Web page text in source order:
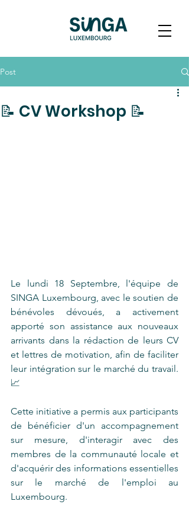
Post
📝 CV Workshop 📝
Le lundi 18 Septembre, l'équipe de
SINGA Luxembourg, avec le soutien de
bénévoles dévoués, a activement
apporté son assistance aux nouveaux
arrivants dans la rédaction de leurs CV
et lettres de motivation, afin de faciliter
leur intégration sur le marché du travail.
📈
Cette initiative a permis aux participants
de bénéficier d'un accompagnement
sur mesure, d'interagir avec des
membres de la communauté locale et
d'acquérir des informations essentielles
sur le marché de l'emploi au
Luxembourg.